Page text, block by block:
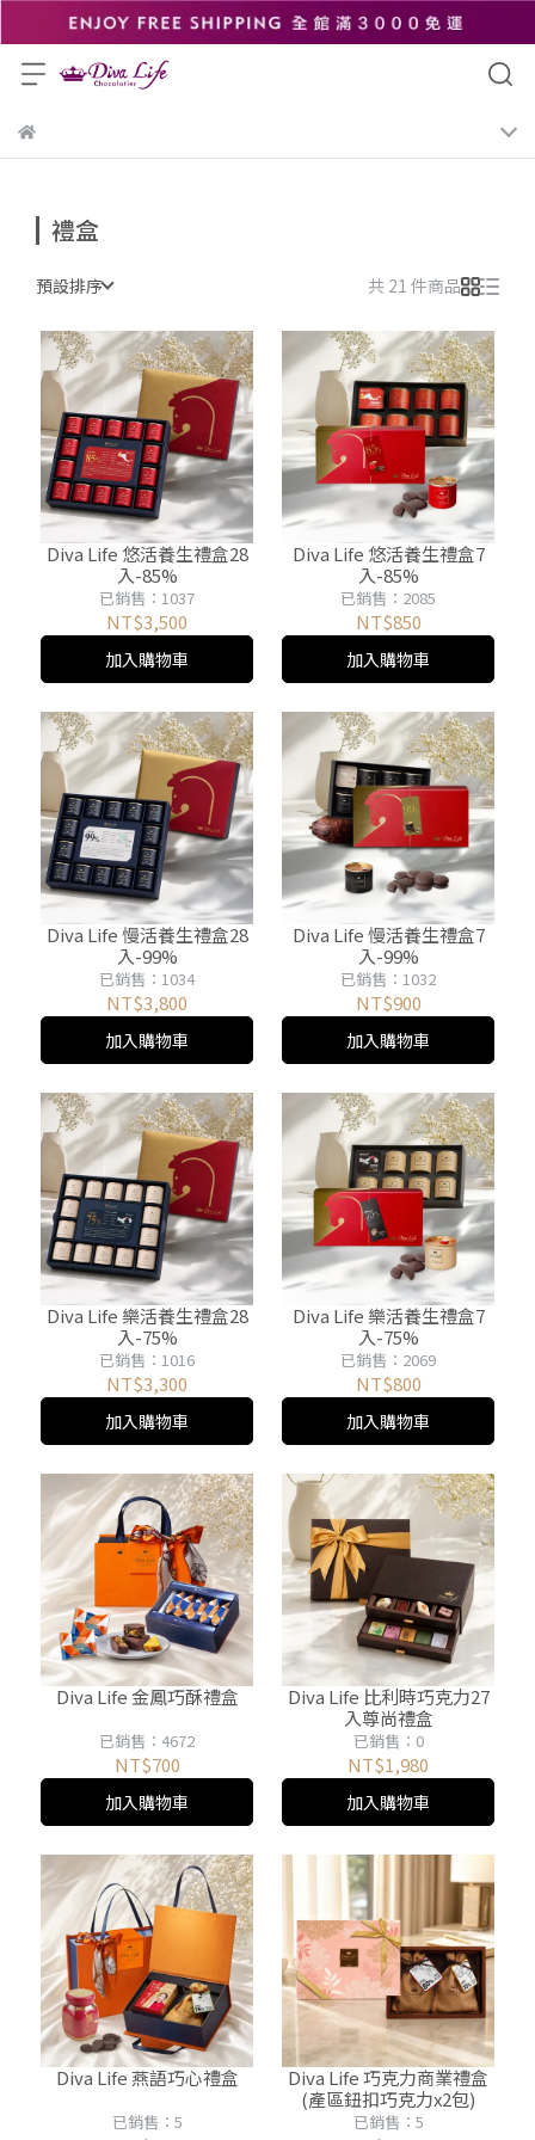
禮盒
預設排序 共 21 件商品
Diva Life 悠活養生禮盒28
入-85%
已銷售：1037
NT$3,500
加入購物車
Diva Life 悠活養生禮盒7
入-85%
已銷售：2085
NT$850
加入購物車
Diva Life 慢活養生禮盒28
入-99%
已銷售：1034
NT$3,800
加入購物車
Diva Life 慢活養生禮盒7
入-99%
已銷售：1032
NT$900
加入購物車
Diva Life 樂活養生禮盒28
入-75%
已銷售：1016
NT$3,300
加入購物車
Diva Life 樂活養生禮盒7
入-75%
已銷售：2069
NT$800
加入購物車
Diva Life 金鳳巧酥禮盒
已銷售：4672
NT$700
加入購物車
Diva Life 比利時巧克力27
入尊尚禮盒
已銷售：0
NT$1,980
加入購物車
Diva Life 燕語巧心禮盒
已銷售：5
Diva Life 巧克力商業禮盒
(產區鈕扣巧克力x2包)
已銷售：5